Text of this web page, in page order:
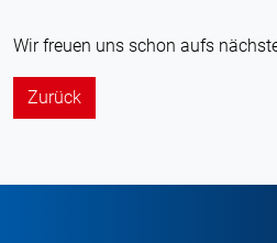
Wir freuen uns schon aufs
Zurück